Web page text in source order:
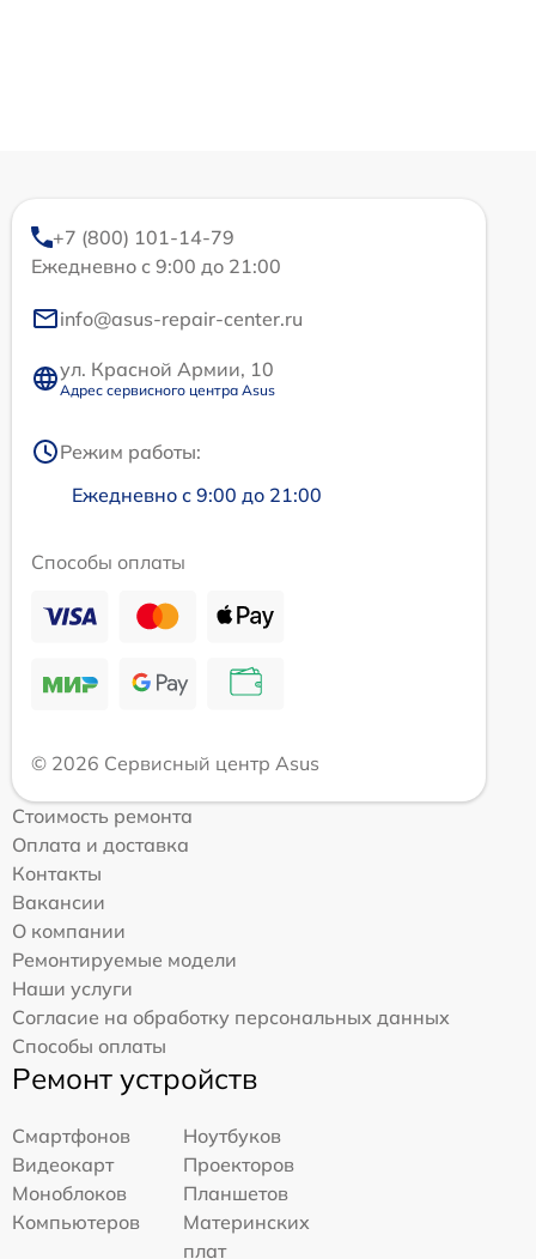
+7 (800) 101-14-79
Ежедневно с 9:00 до 21:00
info@asus-repair-center.ru
ул. Красной Армии, 10
Адрес сервисного центра Asus
Режим работы:
Ежедневно с 9:00 до 21:00
Способы оплаты
© 2026 Сервисный центр Asus
Стоимость ремонта
Оплата и доставка
Контакты
Вакансии
О компании
Ремонтируемые модели
Наши услуги
Согласие на обработку персональных данных
Способы оплаты
Ремонт устройств
Смартфонов
Ноутбуков
Видеокарт
Проекторов
Моноблоков
Планшетов
Компьютеров
Материнских
плат